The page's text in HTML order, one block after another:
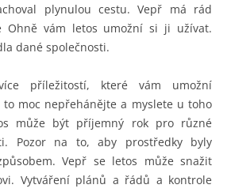
plynulou cestu. Vepř má rád
Ohně vám letos umožní si ji užívat.
dané společnosti.
příležitostí, které vám umožní
to moc nepřehánějte a myslete u toho
může být příjemný rok pro různé
Pozor na to, aby prostředky byly
Vepř se letos může snažit
Vytváření plánů a řádů a kontrole